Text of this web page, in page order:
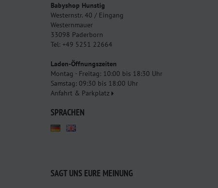
Babyshop Hunstig
Westernstr. 40 / Eingang
Westernmauer
33098 Paderborn
Tel: +49 5251 22664
Laden-Öffnungszeiten
Montag - Freitag: 10:00 bis 18:30 Uhr
Samstag: 09:30 bis 18:00 Uhr
Anfahrt & Parkplatz
SPRACHEN
SAGT UNS EURE MEINUNG